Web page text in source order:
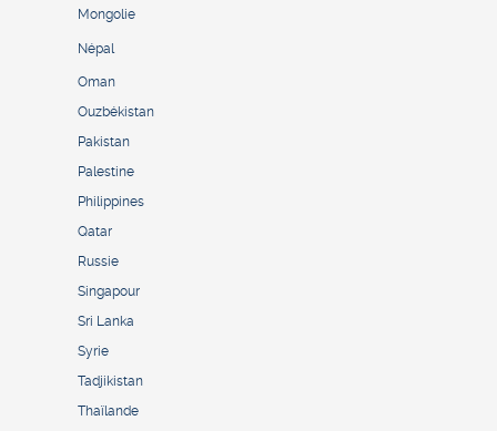
Mongolie
Népal
Oman
Ouzbékistan
Pakistan
Palestine
Philippines
Qatar
Russie
Singapour
Sri Lanka
Syrie
Tadjikistan
Thaïlande